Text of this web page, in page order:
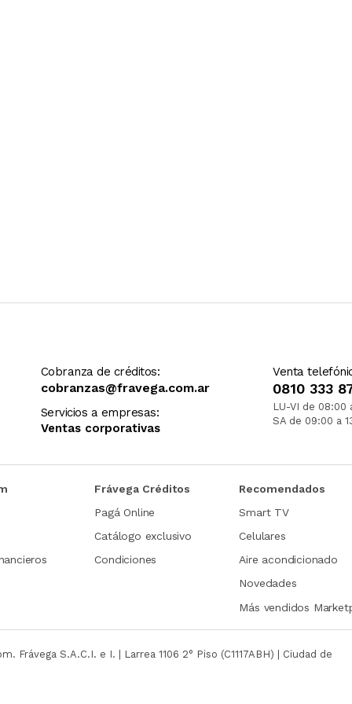
Cobranza de créditos:
cobranzas@fravega.com.ar
Servicios a empresas:
Ventas corporativas
Venta
0810 333
LU-VI de 08:00
SA de 09:00 a
Frávega Créditos
Pagá Online
Catálogo exclusivo
Condiciones
Recomendados
Smart TV
Celulares
Aire acondicionado
Novedades
Más vendidos
Frávega S.A.C.I. e I. | Larrea 1106 2° Piso (C1117ABH) | Ciudad de